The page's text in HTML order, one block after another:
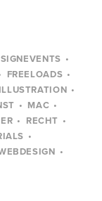
FREELOADS
ILLUSTRATION
MAC
RECHT